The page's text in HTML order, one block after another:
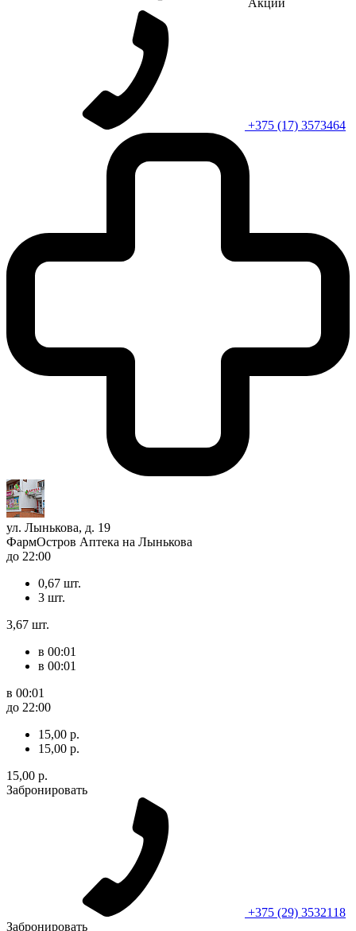
+375 (17) 3573464
ул. Лынькова, д. 19
ФармОстров Аптека на Лынькова
до 22:00
0,67 шт.
3 шт.
3,67 шт.
в 00:01
в 00:01
в 00:01
до 22:00
15,00 р.
15,00 р.
15,00 р.
Забронировать
+375 (29) 3532118
Забронировать